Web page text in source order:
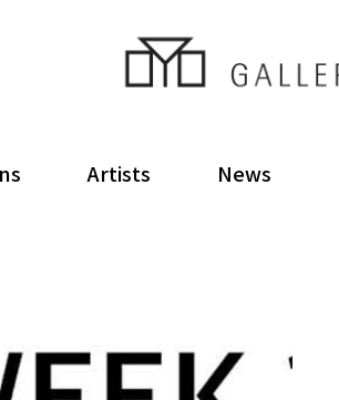
Artists News